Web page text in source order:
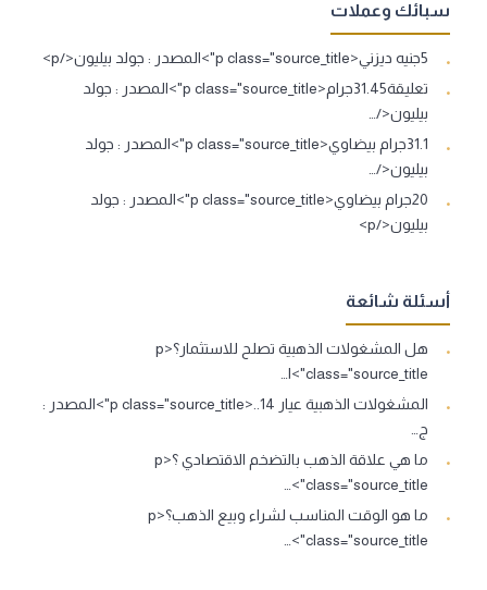
سبائك وعملات
5جنيه ديزني<p class="source_title">المصدر : جولد بيليون</p>
تعليقة31.45جرام<p class="source_title">المصدر : جولد
بيليون</…
31.1جرام بيضاوي<p class="source_title">المصدر : جولد
بيليون</…
20جرام بيضاوي<p class="source_title">المصدر : جولد
بيليون</p>
أسئلة شائعة
هل المشغولات الذهبية تصلح للاستثمار؟<p
class="source_title">ا…
المشغولات الذهبية عيار 14..<p class="source_title">المصدر :
ج…
ما هي علاقة الذهب بالتضخم الاقتصادي ؟<p
class="source_title">…
ما هو الوقت المناسب لشراء وبيع الذهب؟<p
class="source_title">…